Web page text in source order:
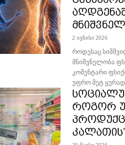
2 ივნისი 2026
როდესაც
მნიშვნელობა
კომენტარი ფსიქიკური ჯანმრთელობის შესახებ თანამედროვე მეცნიერება სულ
უფრო მეტ
როგორ